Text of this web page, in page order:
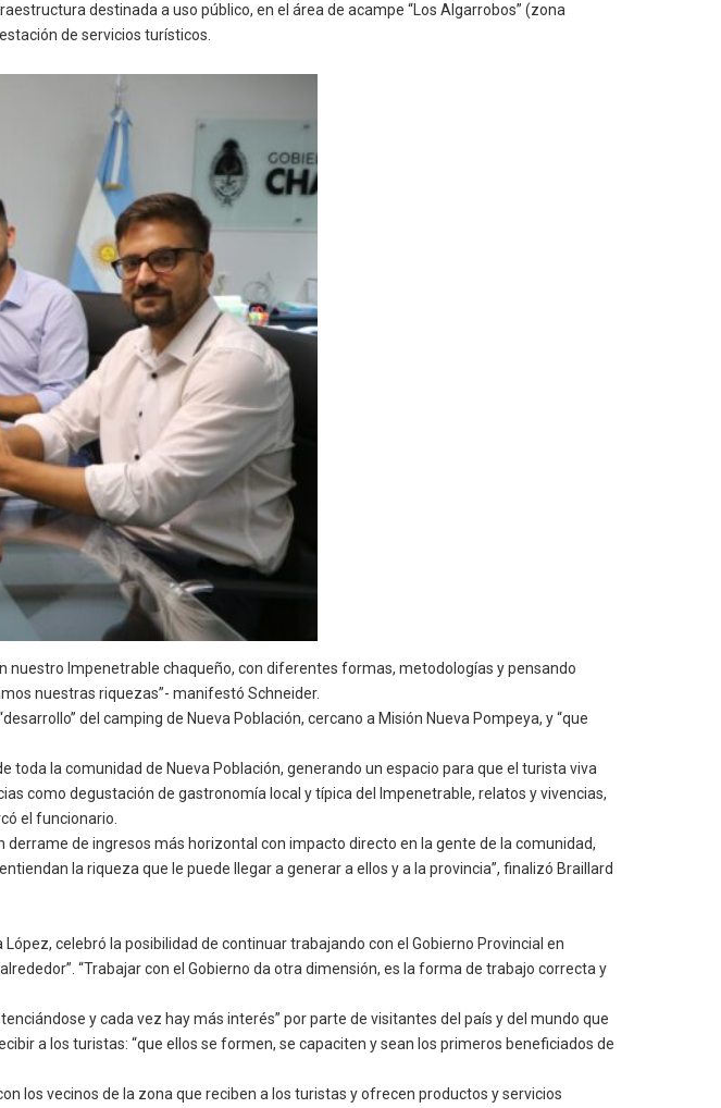
destinada a uso público, en el área de acampe “Los Algarrobos” (zona
de servicios turísticos.
Impenetrable chaqueño, con diferentes formas, metodologías y pensando
nuestras riquezas”- manifestó Schneider.
del camping de Nueva Población, cercano a Misión Nueva Pompeya, y “que
la comunidad de Nueva Población, generando un espacio para que el turista viva
como degustación de gastronomía local y típica del Impenetrable, relatos y vivencias,
el funcionario.
de ingresos más horizontal con impacto directo en la gente de la comunidad,
la riqueza que le puede llegar a generar a ellos y a la provincia”, finalizó Braillard
celebró la posibilidad de continuar trabajando con el Gobierno Provincial en
“Trabajar con el Gobierno da otra dimensión, es la forma de trabajo correcta y
y cada vez hay más interés” por parte de visitantes del país y del mundo que
a los turistas: “que ellos se formen, se capaciten y sean los primeros beneficiados de
los vecinos de la zona que reciben a los turistas y ofrecen productos y servicios